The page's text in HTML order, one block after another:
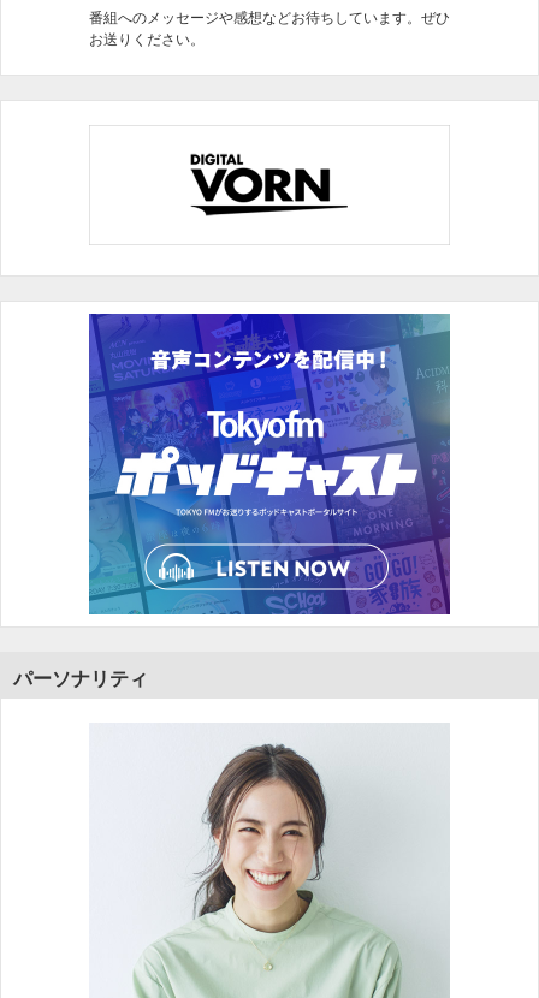
番組へのメッセージや感想などお待ちしています。ぜひ
お送りください。
パーソナリティ